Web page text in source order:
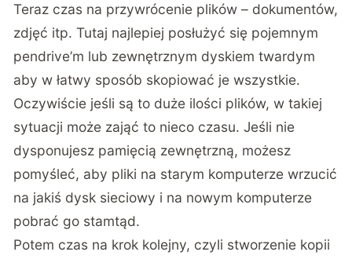
Teraz czas na przywrócenie plików – dokumentów,
zdjęć itp. Tutaj najlepiej posłużyć się pojemnym
pendrive’m lub zewnętrznym dyskiem twardym
aby w łatwy sposób skopiować je wszystkie.
Oczywiście jeśli są to duże ilości plików, w takiej
sytuacji może zająć to nieco czasu. Jeśli nie
dysponujesz pamięcią zewnętrzną, możesz
pomyśleć, aby pliki na starym komputerze wrzucić
na jakiś dysk sieciowy i na nowym komputerze
pobrać go stamtąd.
Potem czas na krok kolejny, czyli stworzenie kopii